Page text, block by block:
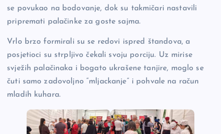
se povukao na bodovanje, dok su takmičari nastavili
pripremati palačinke za goste sajma.
Vrlo brzo formirali su se redovi ispred štandova, a
posjetioci su strpljivo čekali svoju porciju. Uz mirise
svježih palačinaka i bogato ukrašene tanjire, moglo se
čuti samo zadovoljno “mljackanje” i pohvale na račun
mladih kuhara.